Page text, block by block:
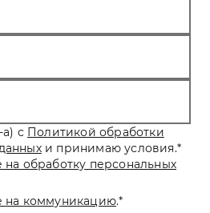
с Политикой обработки
и принимаю условия.*
на обработку персональных
на коммуникацию.*